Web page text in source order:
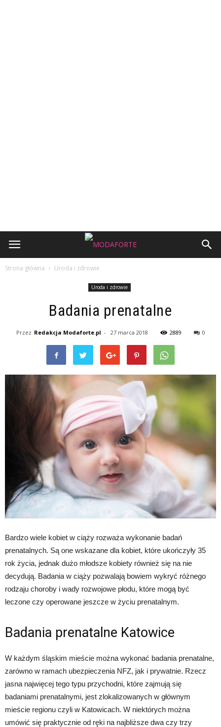
Strona główna Uroda i zdrowie
Uroda i zdrowie
Badania prenatalne
Przez Redakcja Modaforte.pl - 27 marca 2018 2889 0
Bardzo wiele kobiet w ciąży rozważa wykonanie badań
prenatalnych. Są one wskazane dla kobiet, które ukończyły 35
rok życia, jednak dużo młodsze kobiety również się na nie
decydują. Badania w ciąży pozwalają bowiem wykryć różnego
rodzaju choroby i wady rozwojowe płodu, które mogą być
leczone czy operowane jeszcze w życiu prenatalnym.
Badania prenatalne Katowice
W każdym śląskim mieście można wykonać badania prenatalne,
zarówno w ramach ubezpieczenia NFZ, jak i prywatnie. Rzecz
jasna najwięcej tego typu przychodni, które zajmują się
badaniami prenatalnymi, jest zlokalizowanych w głównym
mieście regionu czyli w Katowicach. W niektórych można
umówić się praktycznie od ręki na najbliższe dwa czy trzy